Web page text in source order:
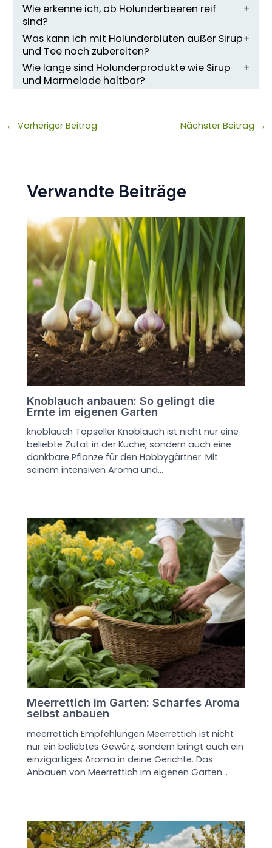
Wie erkenne ich, ob Holunderbeeren reif
sind?
Was kann ich mit Holunderblüten außer Sirup
und Tee noch zubereiten?
Wie lange sind Holunderprodukte wie Sirup
und Marmelade haltbar?
← Vorheriger Beitrag Nächster Beitrag →
Verwandte Beiträge
Knoblauch anbauen: So gelingt die
Ernte im eigenen Garten
knoblauch Topseller Knoblauch ist nicht nur eine
beliebte Zutat in der Küche, sondern auch eine
dankbare Pflanze für den Hobbygärtner. Mit
seinem intensiven Aroma und…
Meerrettich im Garten: Scharfes Aroma
selbst anbauen
meerrettich Empfehlungen Meerrettich ist nicht
nur ein beliebtes Gewürz, sondern bringt auch ein
einzigartiges Aroma in deine Gerichte. Das
Anbauen von Meerrettich im eigenen Garten…